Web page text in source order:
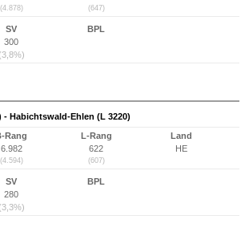
(4.878) (647)
SV
300
(3,8%)
BPL
- Habichtswald-Ehlen (L 3220)
Rang
6.982
(4.594)
L-Rang
622
(607)
Land
HE
SV
280
(3,3%)
BPL